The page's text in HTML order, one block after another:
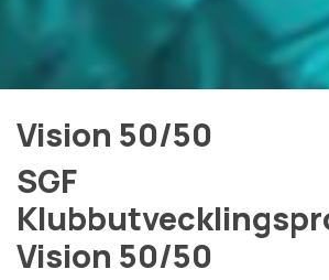
Vision 50/50
SGF
Vision 50/50